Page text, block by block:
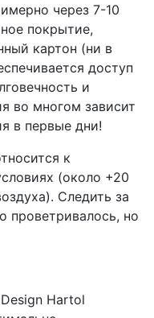
через 7-10
покрытие,
картон (ни в
доступ
и
во многом зависит
в первые дни!
к
(около +20
Следить за
но
Hartol